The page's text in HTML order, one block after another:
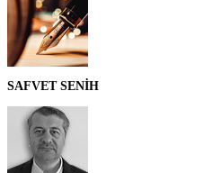
SAFVET SENİH